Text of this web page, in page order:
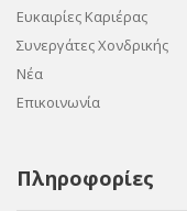
Ευκαιρίες Καριέρας
Συνεργάτες Χονδρικής
Νέα
Επικοινωνία
Πληροφορίες